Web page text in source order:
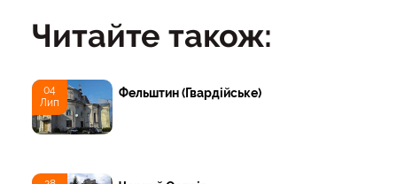
Читайте також:
04
Лип
Фельштин (Гвардійське)